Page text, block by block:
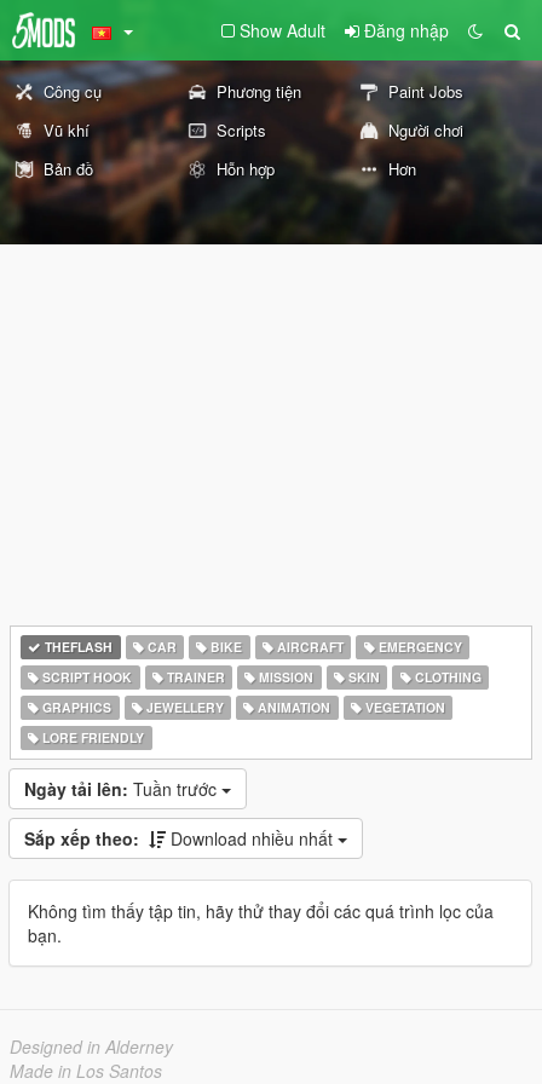
Show Adult Đăng nhập
Công cụ Phương tiện
Paint Jobs
Vũ khí
Scripts
Người chơi
Bản đồ
Hỗn hợp Hơn
THEFLASH CAR BIKE AIRCRAFT
EMERGENCY
SCRIPT HOOK
TRAINER MISSION SKIN
CLOTHING
GRAPHICS
JEWELLERY ANIMATION
VEGETATION
LORE FRIENDLY
Ngày tải lên: Tuần trước
Sắp xếp theo: Download nhiều nhất
Không tìm thấy tập tin, hãy thử thay đổi các quá trình lọc của
bạn.
Designed in Alderney
Made in Los Santos